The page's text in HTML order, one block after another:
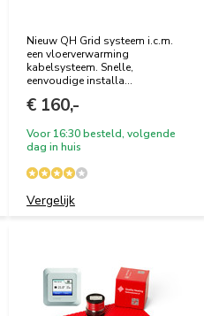
Nieuw QH Grid systeem i.c.m.
een vloerverwarming
kabelsysteem. Snelle,
eenvoudige installa...
€ 160,-
Voor 16:30 besteld, volgende
dag in huis
Vergelijk